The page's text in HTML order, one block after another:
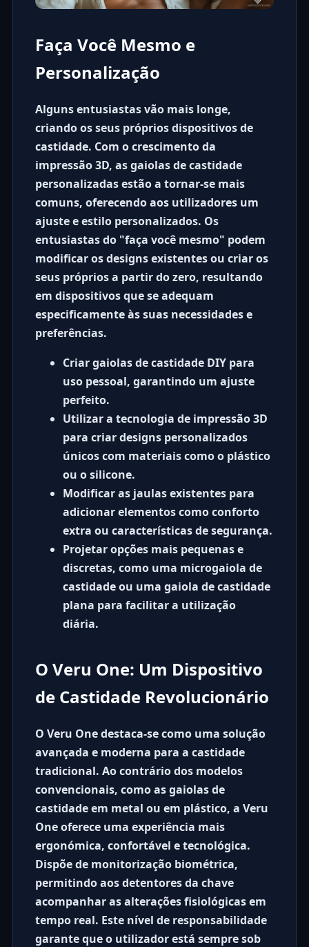
Faça Você Mesmo e
Personalização
Alguns entusiastas vão mais longe,
criando os seus próprios dispositivos de
castidade. Com o crescimento da
impressão 3D, asgaiolas de castidade
personalizadasestão a tornar-se mais
comuns, oferecendo aos utilizadores um
ajuste e estilo personalizados. Os
entusiastas do "faça você mesmo" podem
modificar os designs existentes ou criar os
seus próprios a partir do zero, resultando
em dispositivos que se adequam
especificamente às suas necessidades e
preferências.
Criar gaiolas de castidade DIYpara
uso pessoal, garantindo um ajuste
perfeito.
Utilizar a tecnologia de impressão 3D
para criar designs personalizados
únicos com materiais como o plástico
ou o silicone.
Modificar as jaulas existentespara
adicionar elementos como conforto
extra ou características de segurança.
Projetar opções mais pequenas e
discretas, como uma microgaiola de
castidade ou uma gaiola de castidade
plana para facilitar a utilização
diária.
O Veru One: Um Dispositivo
de Castidade Revolucionário
O Veru One destaca-se como uma solução
avançada e moderna para a castidade
tradicional. Ao contrário dos modelos
convencionais, como as gaiolas de
castidade em metal ou em plástico, a Veru
One oferece uma experiência mais
ergonómica, confortável e tecnológica.
Dispõe de monitorização biométrica,
permitindo aos detentores da chave
acompanhar as alterações fisiológicas em
tempo real. Este nível de responsabilidade
garante que o utilizador está sempre sob